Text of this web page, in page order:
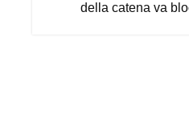
della catena va